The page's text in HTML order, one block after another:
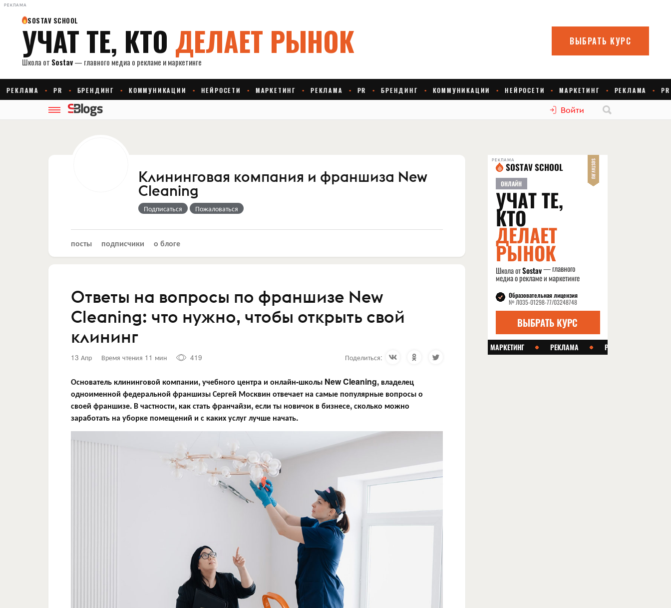
РЕКЛАМА
Войти
Клининговая компания и франшиза New
Cleaning
Подписаться Пожаловаться
посты подписчики о блоге
Ответы на вопросы по франшизе New
Cleaning: что нужно, чтобы открыть свой
клининг
13 Апр Время чтения 11 мин 419 Поделиться:
Основатель клининговой компании, учебного центра и онлайн-школы New Cleaning, владелец
одноименной федеральной франшизы Сергей Москвин отвечает на самые популярные вопросы о
своей франшизе. В частности, как стать франчайзи, если ты новичок в бизнесе, сколько можно
заработать на уборке помещений и с каких услуг лучше начать.
РЕКЛАМА